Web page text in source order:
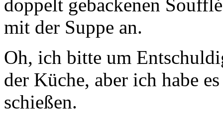
doppelt gebackenen
mit der Suppe an.
Oh, ich bitte um
der Küche, aber ich habe
schießen.